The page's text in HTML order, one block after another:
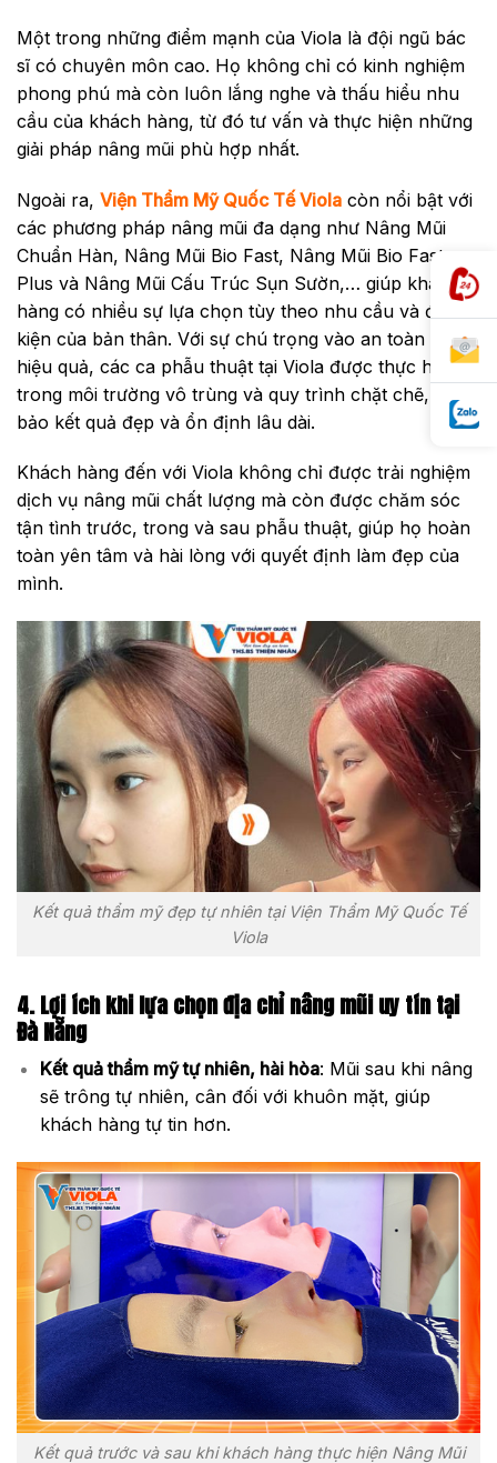
Một trong những điểm mạnh của Viola là đội ngũ bác
sĩ có chuyên môn cao. Họ không chỉ có kinh nghiệm
phong phú mà còn luôn lắng nghe và thấu hiểu nhu
cầu của khách hàng, từ đó tư vấn và thực hiện những
giải pháp nâng mũi phù hợp nhất.
Ngoài ra, Viện Thẩm Mỹ Quốc Tế Viola còn nổi bật với
các phương pháp nâng mũi đa dạng như Nâng Mũi
Chuẩn Hàn, Nâng Mũi Bio Fast, Nâng Mũi Bio Fast
Plus và Nâng Mũi Cấu Trúc Sụn Sườn,… giúp khách
hàng có nhiều sự lựa chọn tùy theo nhu cầu và điều
kiện của bản thân. Với sự chú trọng vào an toàn và
hiệu quả, các ca phẫu thuật tại Viola được thực hiện
trong môi trường vô trùng và quy trình chặt chẽ, đảm
bảo kết quả đẹp và ổn định lâu dài.
Khách hàng đến với Viola không chỉ được trải nghiệm
dịch vụ nâng mũi chất lượng mà còn được chăm sóc
tận tình trước, trong và sau phẫu thuật, giúp họ hoàn
toàn yên tâm và hài lòng với quyết định làm đẹp của
mình.
Kết quả thẩm mỹ đẹp tự nhiên tại Viện Thẩm Mỹ Quốc Tế
Viola
4. Lợi ích khi lựa chọn địa chỉ nâng mũi uy tín tại
Đà Nẵng
Kết quả thẩm mỹ tự nhiên, hài hòa: Mũi sau khi nâng
sẽ trông tự nhiên, cân đối với khuôn mặt, giúp
khách hàng tự tin hơn.
Kết quả trước và sau khi khách hàng thực hiện Nâng Mũi